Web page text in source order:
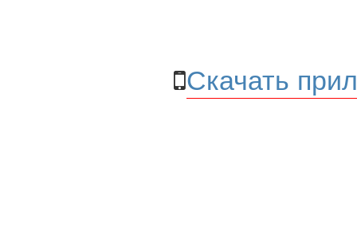
Скачать